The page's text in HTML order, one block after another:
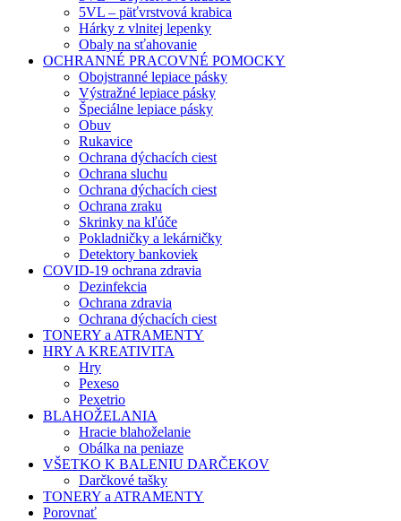
5VL – päťvrstvová krabica
Hárky z vlnitej lepenky
Obaly na sťahovanie
OCHRANNÉ PRACOVNÉ POMOCKY
Obojstranné lepiace pásky
Výstražné lepiace pásky
Špeciálne lepiace pásky
Obuv
Rukavice
Ochrana dýchacích ciest
Ochrana sluchu
Ochrana dýchacích ciest
Ochrana zraku
Skrinky na kľúče
Pokladničky a lekárničky
Detektory bankoviek
COVID-19 ochrana zdravia
Dezinfekcia
Ochrana zdravia
Ochrana dýchacích ciest
TONERY a ATRAMENTY
HRY A KREATIVITA
Hry
Pexeso
Pexetrio
BLAHOŽELANIA
Hracie blahoželanie
Obálka na peniaze
VŠETKO K BALENIU DARČEKOV
Darčkové tašky
TONERY a ATRAMENTY
Porovnať